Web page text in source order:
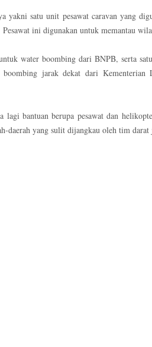
yakni satu unit pesawat caravan yang
ini digunakan untuk memantau
water boombing dari BNPB, serta
jarak dekat dari Kementerian
lagi bantuan berupa pesawat dan
daerah yang sulit dijangkau oleh tim